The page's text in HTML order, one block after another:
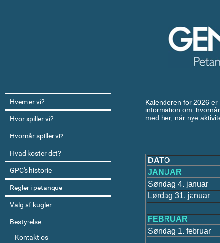
Hvem er vi?
Hvor spiller vi?
Hvornår spiller vi?
Hvad koster det?
GPC's historie
Regler i petanque
Valg af kugler
Bestyrelse
Kontakt os
Kalenderen for 2026
information om,
med her, når nye
DATO
JANUAR
Søndag 4. januar
Lørdag 31. januar
FEBRUAR
Søndag 1. februar